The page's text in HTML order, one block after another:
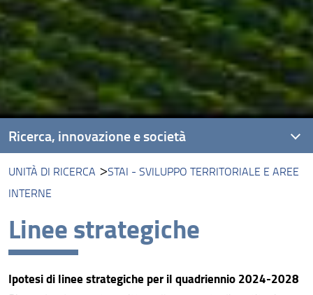
UNITÀ DI RICERCA
STAI - SVILUPPO TERRITORIALE E AREE
INTERNE
Linee strategiche
Ipotesi di linee strategiche per il quadriennio 2024-2028
Ricerca, innovazione e società
Unità di Ricerca
Risultati e impatto